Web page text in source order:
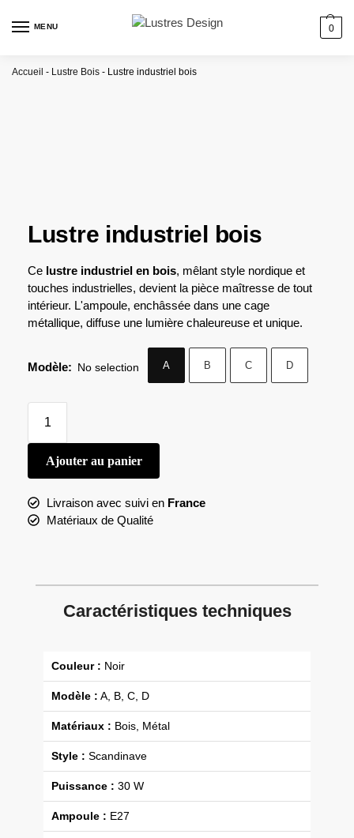
MENU 0
Accueil - Lustre Bois - Lustre industriel bois
Lustre industriel bois
Ce lustre industriel en bois, mêlant style nordique et
touches industrielles, devient la pièce maîtresse de tout
intérieur. L'ampoule, enchâssée dans une cage
métallique, diffuse une lumière chaleureuse et unique.
Modèle: No selection A B C D
Ajouter au panier
Livraison avec suivi en France
Matériaux de Qualité
Caractéristiques techniques
Couleur : Noir
Modèle : A, B, C, D
Matériaux : Bois, Métal
Style : Scandinave
Puissance : 30 W
Ampoule : E27